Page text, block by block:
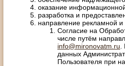
оказание
разработка и
направление рекламной
Согласие на
числе путём
info@mironovatm.ru
данных
Пользователя при